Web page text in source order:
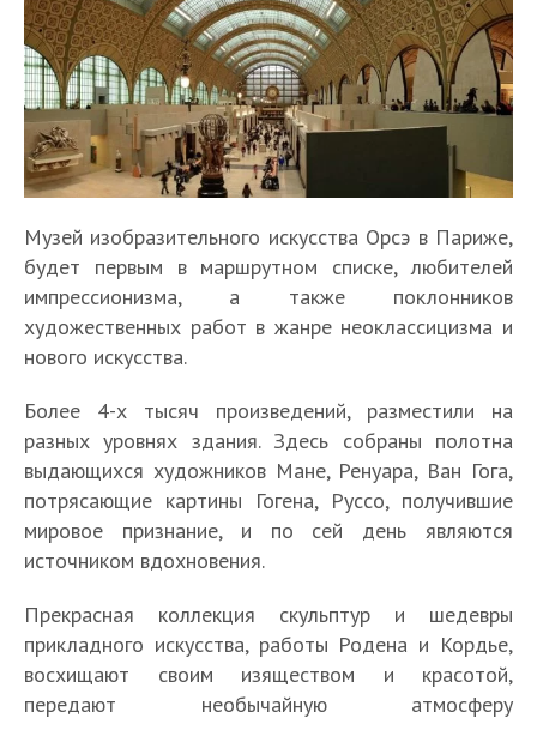
Музей изобразительного искусства Орсэ в Париже,
будет первым в маршрутном списке, любителей
импрессионизма, а также поклонников
художественных работ в жанре неоклассицизма и
нового искусства.
Более 4-х тысяч произведений, разместили на
разных уровнях здания. Здесь собраны полотна
выдающихся художников Мане, Ренуара, Ван Гога,
потрясающие картины Гогена, Руссо, получившие
мировое признание, и по сей день являются
источником вдохновения.
Прекрасная коллекция скульптур и шедевры
прикладного искусства, работы Родена и Кордье,
восхищают своим изяществом и красотой,
передают необычайную атмосферу